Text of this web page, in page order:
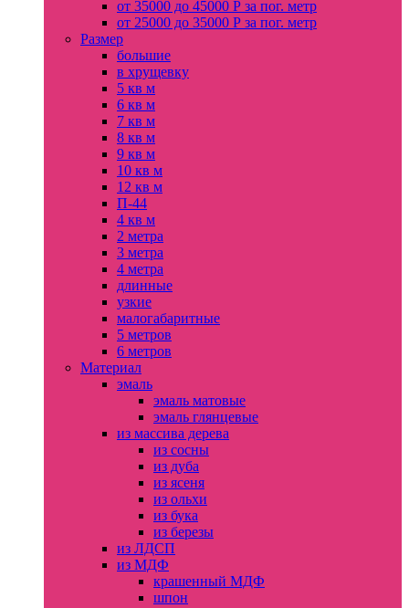
от 35000 до 45000 Р за пог. метр
от 25000 до 35000 Р за пог. метр
Размер
большие
в хрущевку
5 кв м
6 кв м
7 кв м
8 кв м
9 кв м
10 кв м
12 кв м
П-44
4 кв м
2 метра
3 метра
4 метра
длинные
узкие
малогабаритные
5 метров
6 метров
Материал
эмаль
эмаль матовые
эмаль глянцевые
из массива дерева
из сосны
из дуба
из ясеня
из ольхи
из бука
из березы
из ЛДСП
из МДФ
крашенный МДФ
шпон